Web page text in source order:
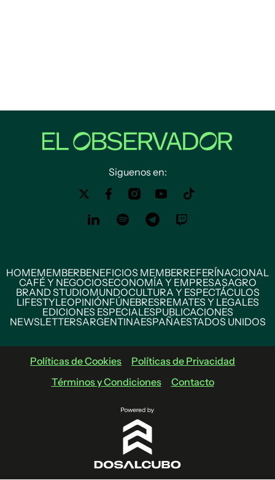
Siguenos en:
HOMEMEMBERBENEFICIOS MEMBERREFERÍNACIONAL
CAFÉ Y NEGOCIOSECONOMÍA Y EMPRESASAGRO
BRAND STUDIOMUNDOCULTURA Y ESPECTÁCULOS
LIFESTYLEOPINIÓNFÚNEBRESREMATES Y LEGALES
EDICIONES ESPECIALESPUBLICACIONES
NEWSLETTERSARGENTINAESPAÑAESTADOS UNIDOS
Políticas de Cookies
Políticas de Privacidad
Términos y Condiciones
Contacto